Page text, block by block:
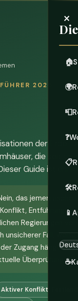
×
🏠
🌍
📮
❓
📋
🛠️
📱
☕
2026
der Erde.
die seit
Guide ist
das jemenitische
Regierungen
unsicherer Fall,
Zugang hängt von
Überprüfung,
Aktiver Konflikt, Festland